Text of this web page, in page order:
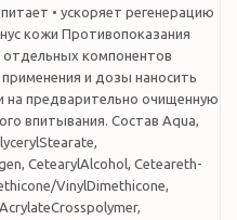
• ускоряет регенерацию
кожи Противопоказания
отдельных компонентов
и дозы наносить
на предварительно очищенную
впитывания. Состав Aqua,
CеtearylAlcohol, Ceteareth-
VinylDimethicone,